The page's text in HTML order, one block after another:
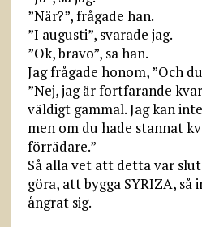
”När?”, frågade han.
”I augusti”, svarade jag.
”Ok, bravo”, sa han.
Jag frågade honom, ”Och
”Nej, jag är fortfarande
väldigt gammal. Jag kan
men om du hade stannat
förrädare.”
Så alla vet att detta var
göra, att bygga SYRIZA, så
ångrat sig.